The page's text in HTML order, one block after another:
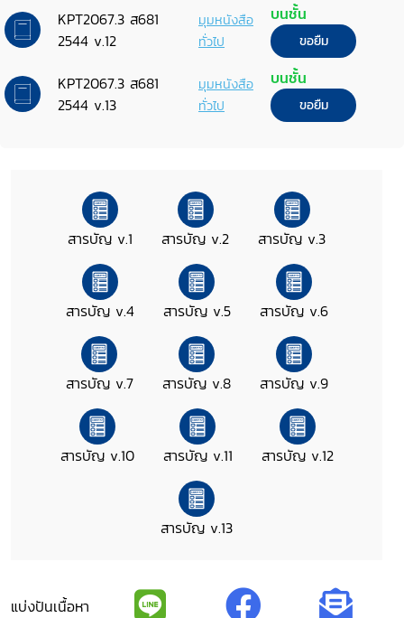
KPT2067.3 ส681
2544 v.12
มุมหนังสือ
ทั่วไป
บนชั้น
ขอยืม
KPT2067.3 ส681
2544 v.13
มุมหนังสือ
ทั่วไป
บนชั้น
ขอยืม
สารบัญ v.1 สารบัญ v.2 สารบัญ v.3
สารบัญ v.4 สารบัญ v.5 สารบัญ v.6
สารบัญ v.7 สารบัญ v.8 สารบัญ v.9
สารบัญ v.10 สารบัญ v.11 สารบัญ v.12
สารบัญ v.13
แบ่งปันเนื้อหา